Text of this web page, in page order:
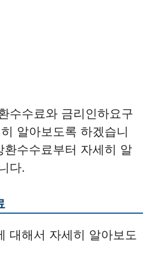
수수료와 금리인하요구
알아보도록 하겠습니
환수수료부터 자세히 알
다.
대해서 자세히 알아보도